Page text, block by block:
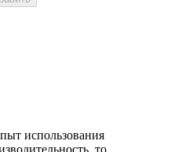
использования
то...